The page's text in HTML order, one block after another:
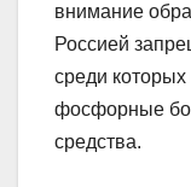
внимание
Россией
среди
фосфорные
средства.